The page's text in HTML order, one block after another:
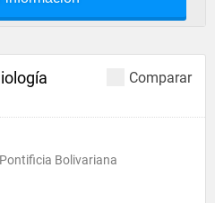
Comparar
Bolivariana